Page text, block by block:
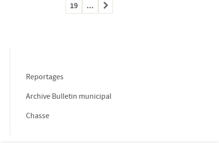
Sejours seniors
EMPLOI
ASSOCIATIONS
SANTÉ
19
...
Reportages
Archive Bulletin municipal
Chasse